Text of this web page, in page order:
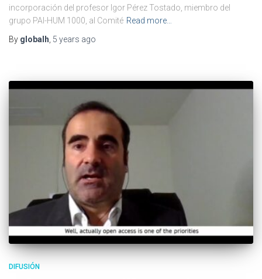
incorporación del profesor Igor Pérez Tostado, miembro del
grupo PAI-HUM 1000, al Comité Read more…
By globalh 5 years ago
DIFUSIÓN